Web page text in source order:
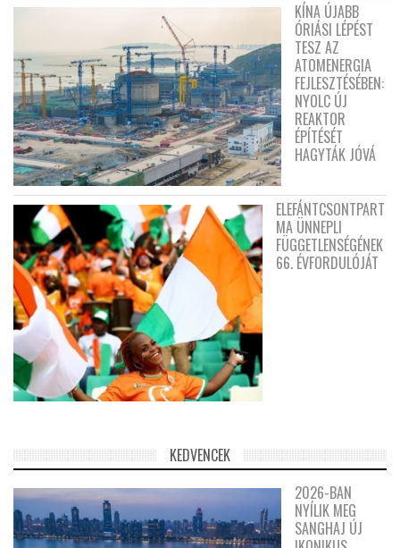
KÍNA ÚJABB
ÓRIÁSI LÉPÉST
TESZ AZ
ATOMENERGIA
FEJLESZTÉSÉBEN:
NYOLC ÚJ
REAKTOR
ÉPÍTÉSÉT
HAGYTÁK JÓVÁ
ELEFÁNTCSONTPART
MA ÜNNEPLI
FÜGGETLENSÉGÉNEK
66. ÉVFORDULÓJÁT
KEDVENCEK
2026-BAN
NYÍLIK MEG
SANGHAJ ÚJ